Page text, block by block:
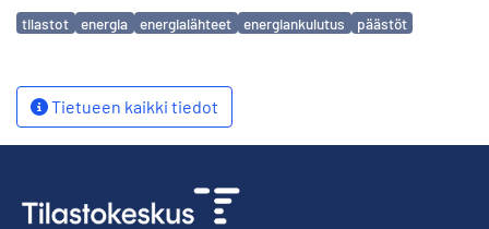
Avainsanat
tilastot energia energialähteet energiankulutus päästöt
Tietueen kaikki tiedot